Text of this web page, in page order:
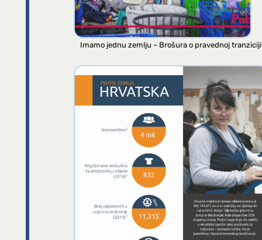
Imamo jednu zemlju – Brošura o pravednoj tranziciji